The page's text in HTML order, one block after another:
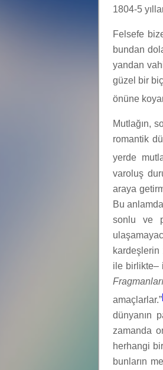
1804-5
Felsefe
bundan
yandan
güzel bir
önüne
Mutlağın,
romantik
yerde
varoluş
araya
Bu
sonlu ve
kardeşlerin
ile birlikte–
Fragmanları
amaçlarlar.”
dünyanın
zamanda
herhangi
bunların